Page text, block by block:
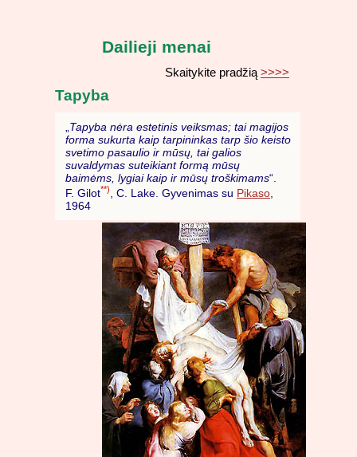
Dailieji menai
Skaitykite pradžią >>>>
Tapyba
Tapyba nėra estetinis veiksmas; tai magijos
forma sukurta kaip tarpininkas tarp šio keisto
svetimo pasaulio ir mūsų, tai galios
suvaldymas suteikiant formą mūsų
baimėms, lygiai kaip ir mūsų troškimams“.
F. Gilot**) , C. Lake. Gyvenimas su Pikaso
1964